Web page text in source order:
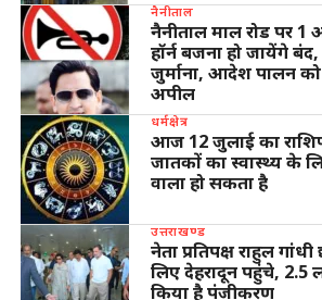
नैनीताल
नैनीताल माल रोड पर 1
हॉर्न बजना हो जायेंगे
जुर्माना, आदेश पालन
अपील
धर्मक्षेत्र
आज 12 जुलाई का
जातकों का स्वास्थ्य के
वाला हो सकता है
उत्तराखण्ड
नेता प्रतिपक्ष राहुल
लिए देहरादून पहुंचे, 2.5
किया है पंजीकरण